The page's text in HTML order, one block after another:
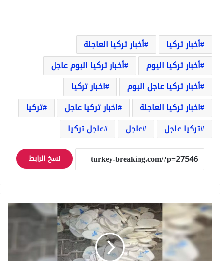
أخبار تركيا
أخبار تركيا العاجلة
أخبار تركيا اليوم
أخبار تركيا اليوم عاجل
أخبار تركيا عاجل اليوم
اخبار تركيا
اخبار تركيا العاجلة
اخبار تركيا عاجل
تركيا
تركيا عاجل
عاجل عاجل تركيا
نسخ الرابط
القبض
على
ثلاث
سوريين
وبحوزتهم